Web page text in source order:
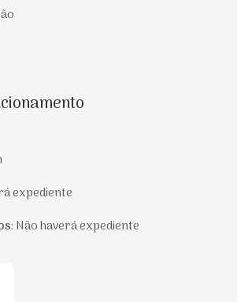
expediente
: Não haverá expediente